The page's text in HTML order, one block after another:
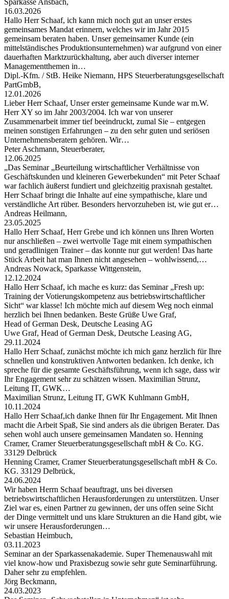
16.03.2026
Hallo Herr Schaaf, ich kann mich noch gut an unser erstes
gemeinsames Mandat erinnern, welches wir im Jahr 2015
gemeinsam beraten haben. Unser gemeinsamer Kunde (ein
mittelständisches Produktionsunternehmen) war aufgrund von einer
dauerhaften Marktzurückhaltung, aber auch diverser interner
Managementthemen in…
Dipl.-Kfm. / StB. Heike Niemann, HPS Steuerberatungsgesellschaft
PartGmbB,
12.01.2026
Lieber Herr Schaaf, Unser erster gemeinsame Kunde war m.W.
Herr XY so im Jahr 2003/2004. Ich war von unserer
Zusammenarbeit immer tief beeindruckt, zumal Sie – entgegen
meinen sonstigen Erfahrungen – zu den sehr guten und seriösen
Unternehmensberatern gehören. Wir…
Peter Aschmann, Steuerberater,
12.06.2025
„Das Seminar „Beurteilung wirtschaftlicher Verhältnisse von
Geschäftskunden und kleineren Gewerbekunden“ mit Peter Schaaf
war fachlich äußerst fundiert und gleichzeitig praxisnah gestaltet.
Herr Schaaf bringt die Inhalte auf eine sympathische, klare und
verständliche Art rüber. Besonders hervorzuheben ist, wie gut er…
Andreas Heilmann,
23.05.2025
Hallo Herr Schaaf, Herr Grebe und ich können uns Ihren Worten
nur anschließen – zwei wertvolle Tage mit einem sympathischen
und geradlinigen Trainer – das konnte nur gut werden! Das harte
Stück Arbeit hat man Ihnen nicht angesehen – wohlwissend,…
Andreas Nowack, Sparkasse Wittgenstein,
12.12.2024
Hallo Herr Schaaf, ich mache es kurz: das Seminar „Fresh up:
Training der Votierungskompetenz aus betriebswirtschaftlicher
Sicht“ war klasse! Ich möchte mich auf diesem Weg noch einmal
herzlich bei Ihnen bedanken. Beste Grüße Uwe Graf,
Head of German Desk, Deutsche Leasing AG
Uwe Graf, Head of German Desk, Deutsche Leasing AG,
29.11.2024
Hallo Herr Schaaf, zunächst möchte ich mich ganz herzlich für Ihre
schnellen und konstruktiven Antworten bedanken. Ich denke, ich
spreche für die gesamte Geschäftsführung, wenn ich sage, dass wir
Ihr Engagement sehr zu schätzen wissen. Maximilian Strunz,
Leitung IT, GWK…
Maximilian Strunz, Leitung IT, GWK Kuhlmann GmbH,
10.11.2024
Hallo Herr Schaaf,ich danke Ihnen für Ihr Engagement. Mit Ihnen
macht die Arbeit Spaß, Sie sind anders als die übrigen Berater. Das
sehen wohl auch unsere gemeinsamen Mandaten so. Henning
Cramer, Cramer Steuerberatungsgesellschaft mbH & Co. KG.
33129 Delbrück
Henning Cramer, Cramer Steuerberatungsgesellschaft mbH & Co.
KG. 33129 Delbrück,
24.06.2024
Wir haben Herrn Schaaf beauftragt, uns bei diversen
betriebswirtschaftlichen Herausforderungen zu unterstützen. Unser
Ziel war es, einen Partner zu gewinnen, der uns offen seine Sicht
der Dinge vermittelt und uns klare Strukturen an die Hand gibt, wie
wir unsere Herausforderungen…
Sebastian Heimbuch,
03.11.2023
Seminar an der Sparkassenakademie. Super Themenauswahl mit
viel know-how und Praxisbezug sowie sehr gute Seminarführung.
Daher sehr zu empfehlen.
Jörg Beckmann,
24.03.2023